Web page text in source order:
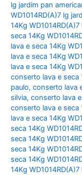
lg jardim pan
WD1014RD(A)7 lg
14Kg
seca 14Kg
lava e seca 14Kg
lava e seca 14Kg
lava e seca 14Kg
conserto lava e seca
paulo,conserto lava
silvia,conserto lava
conserto lava e seca
lava e seca 14Kg
seca 14Kg
seca 14Kg
seca 14Kg
seca 14Kg
14Kg